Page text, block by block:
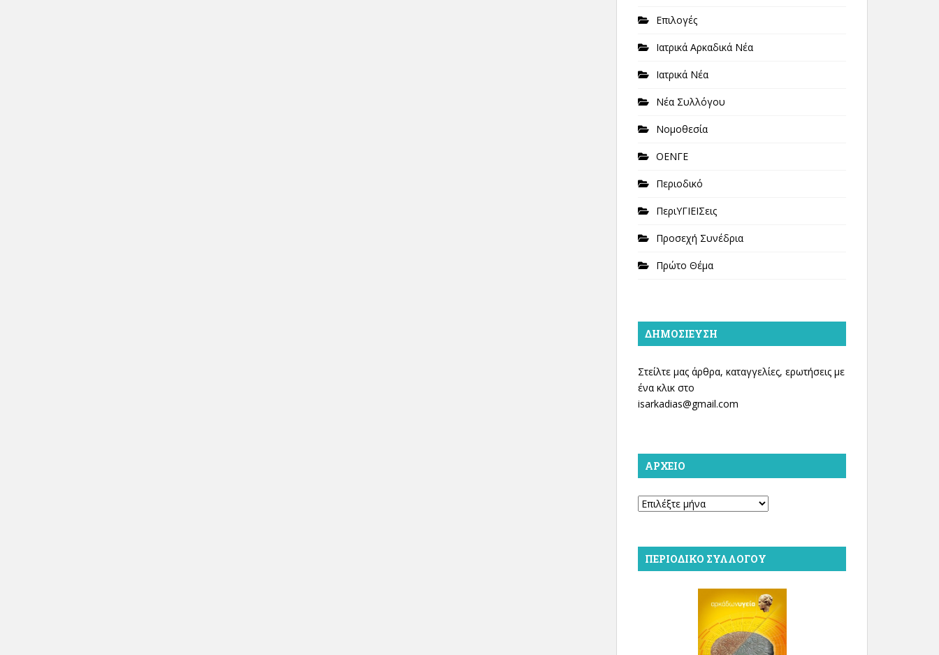
Επιλογές
Ιατρικά Αρκαδικά Νέα
Ιατρικά Νέα
Νέα Συλλόγου
Νομοθεσία
ΟΕΝΓΕ
Περιοδικό
ΠεριΥΓΙΕΙΣεις
Προσεχή Συνέδρια
Πρώτο Θέμα
ΔΗΜΟΣΊΕΥΣΗ
Στείλτε μας άρθρα, καταγγελίες, ερωτήσεις με
ένα κλικ στο
isarkadias@gmail.com
ΑΡΧΕΊΟ
Αρχείο
ΠΕΡΙΟΔΙΚΌ ΣΥΛΛΌΓΟΥ